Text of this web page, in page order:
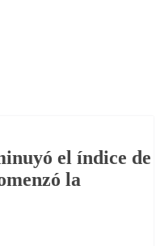
el índice de
la